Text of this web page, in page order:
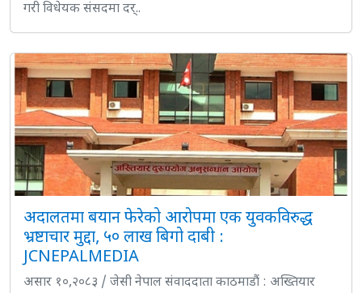
गरी विधेयक संसदमा दर्..
अदालतमा बयान फेरेको आरोपमा एक युवकविरुद्ध
भ्रष्टाचार मुद्दा, ५० लाख बिगो दाबी :
JCNEPALMEDIA
असार १०,२०८३ / जेसी नेपाल संवाददाता काठमाडौं : अख्तियार